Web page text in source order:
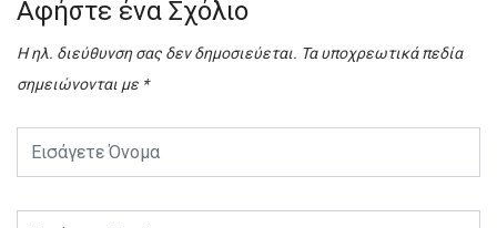
Αφήστε ένα Σχόλιο
Η ηλ. διεύθυνση σας δεν δημοσιεύεται. Τα υποχρεωτικά πεδία
σημειώνονται με *